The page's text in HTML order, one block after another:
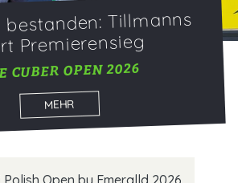
Tillmanns
Premierensieg
CUBER OPEN 2026
MEHR